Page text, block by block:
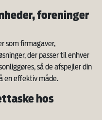
foreninger
som firmagaver,
der passer til enhver
så de afspejler din
en effektiv måde.
hos